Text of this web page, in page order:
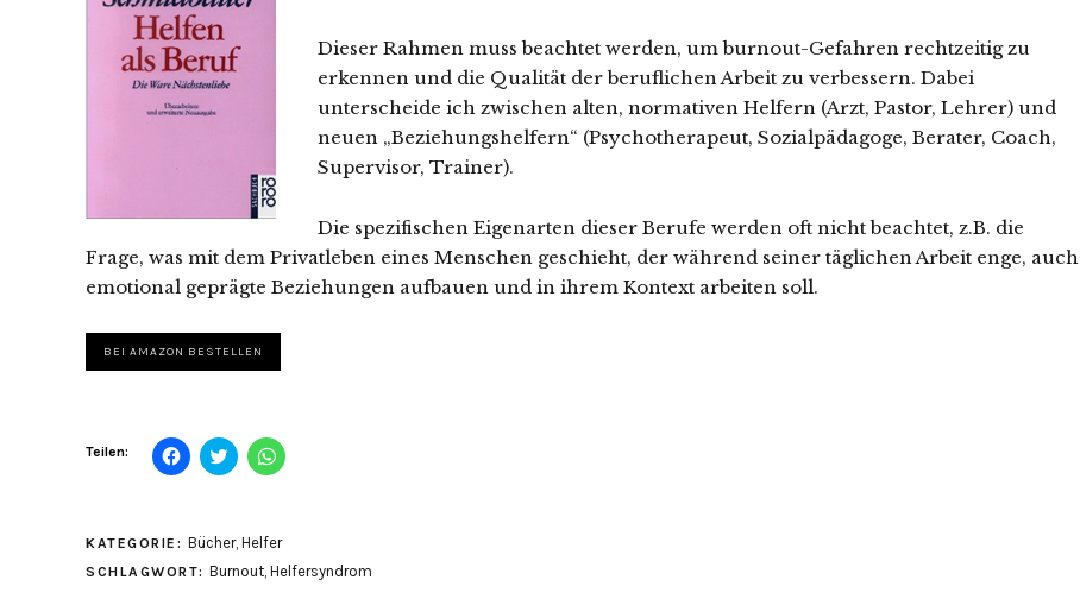
Dieser Rahmen muss beachtet werden, um burnout-Gefahren rechtzeitig zu
erkennen und die Qualität der beruflichen Arbeit zu verbessern. Dabei
unterscheide ich zwischen alten, normativen Helfern (Arzt, Pastor, Lehrer) und
neuen „Beziehungshelfern“ (Psychotherapeut, Sozialpädagoge, Berater, Coach,
Supervisor, Trainer).
Die spezifischen Eigenarten dieser Berufe werden oft nicht beachtet, z.B. die
Frage, was mit dem Privatleben eines Menschen geschieht, der während seiner täglichen Arbeit enge, auch
emotional geprägte Beziehungen aufbauen und in ihrem Kontext arbeiten soll.
BEI AMAZON BESTELLEN
Teilen: Klick,
um
(Wird
neuem
Klick,
um
(Wird
neuem
Klicken,
um
(Wird
in
neuem
KATEGORIE: Bücher, Helfer
SCHLAGWORT: Burnout, Helfersyndrom